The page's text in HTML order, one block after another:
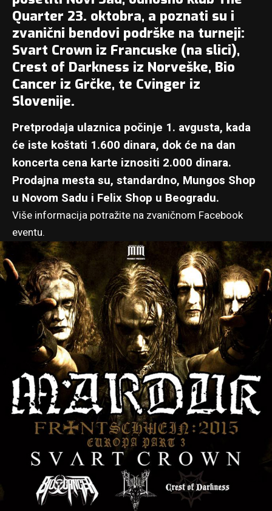
Quarter 23. oktobra, a poznati su i
zvanični bendovi podrške na turneji:
Svart Crown iz Francuske (na slici),
Crest of Darkness iz Norveške, Bio
Cancer iz Grčke, te Cvinger iz
Slovenije.
Pretprodaja ulaznica počinje 1. avgusta, kada
će iste koštati 1.600 dinara, dok će na dan
koncerta cena karte iznositi 2.000 dinara.
Prodajna mesta su, standardno, Mungos Shop
u Novom Sadu i Felix Shop u Beogradu.
Više informacija potražite na zvaničnom Facebook
eventu.